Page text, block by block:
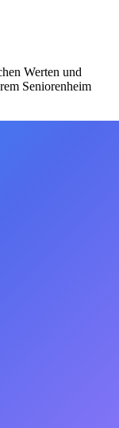
Werten und
Seniorenheim